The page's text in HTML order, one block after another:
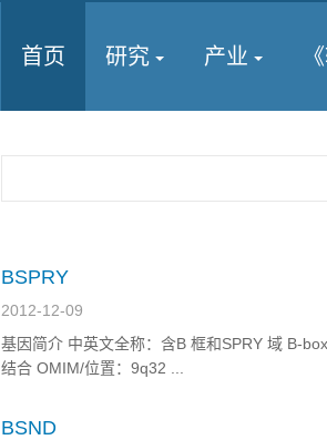
首页 研究 产业
BSPRY
2012-12-09
基因简介 中英文全称：含B 框和SPRY 域 B-
结合 OMIM/位置：9q32 ...
BSND